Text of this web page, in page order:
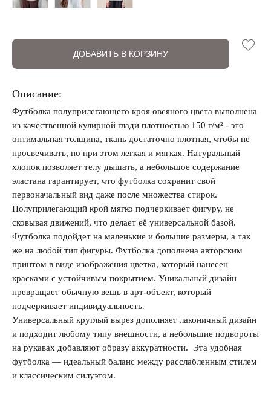
Запомнить меня на этом компьютере
Забыли свой пароль?
ДОБАВИТЬ В КОРЗИНУ
Описание:
Футболка полуприлегающего кроя овсяного цвета выполнена
из качественной кулирной глади плотностью 150 г/м² - это
оптимальная толщина, ткань достаточно плотная, чтобы не
просвечивать, но при этом легкая и мягкая. Натуральный
хлопок позволяет телу дышать, а небольшое содержание
эластана гарантирует, что футболка сохранит свой
первоначальный вид даже после множества стирок.
Полуприлегающий крой мягко подчеркивает фигуру, не
сковывая движений, что делает её универсальной базой.
Футболка подойдет на маленькие и большие размеры, а так
же на любой тип фигуры. Футболка дополнена авторским
принтом в виде изображения цветка, который нанесен
красками с устойчивым покрытием. Уникальный дизайн
превращает обычную вещь в арт-объект, который
подчеркивает индивидуальность.
Универсальный круглый вырез дополняет лаконичный дизайн
и подходит любому типу внешности, а небольшие подвороты
на рукавах добавляют образу аккуратности. Эта удобная
футболка — идеальный баланс между расслабленным стилем
и классическим силуэтом.